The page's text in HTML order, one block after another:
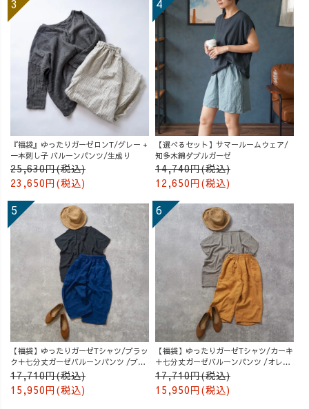
『福袋』ゆったりガーゼロンT/グレー +
一本刺し子 バルーンパンツ/生成り
25,630円(税込)
23,650円(税込)
【選べるセット】サマールームウェア/
知多木綿ダブルガーゼ
14,740円(税込)
12,650円(税込)
【福袋】ゆったりガーゼTシャツ/ブラッ
ク＋七分丈ガーゼバルーンパンツ /ブル
ー
17,710円(税込)
15,950円(税込)
【福袋】ゆったりガーゼTシャツ/カーキ
＋七分丈ガーゼバルーンパンツ /オレン
ジ
17,710円(税込)
15,950円(税込)